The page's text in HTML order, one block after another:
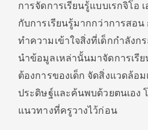
การจัดการเรียนรู้แบบเรกจิโอ
กับการเรียนรู้มากกว่าการสอน
ทำความเข้าใจสิ่งที่เด็กกำลัง
นำข้อมูลเหล่านั้นมาจัดการเรี
ต้องการของเด็ก จัดสิ่งแวดล้อ
ประดิษฐ์และค้นพบด้วยตนเอง
แนวทางที่ครูวางไว้ก่อน